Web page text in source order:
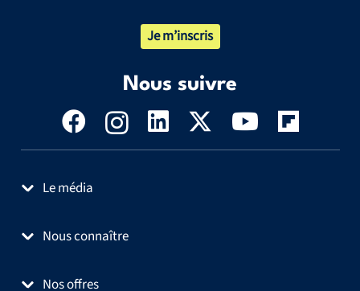
Je m’inscris
Nous suivre
Le média
Nous connaître
Nos offres